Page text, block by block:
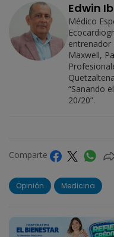
Edwin
Médico
entrenador
Maxwell,
“Sanando
20/20”.
Comparte
Opinión Medicina